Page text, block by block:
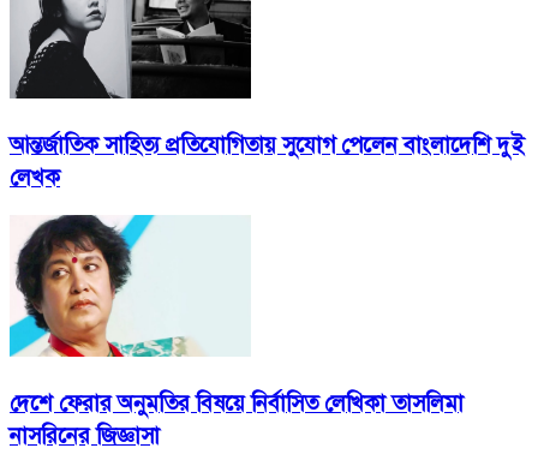
আন্তর্জাতিক সাহিত্য প্রতিযোগিতায় সুযোগ পেলেন বাংলাদেশি দুই
লেখক
দেশে ফেরার অনুমতির বিষয়ে নির্বাসিত লেখিকা তাসলিমা
নাসরিনের জিজ্ঞাসা